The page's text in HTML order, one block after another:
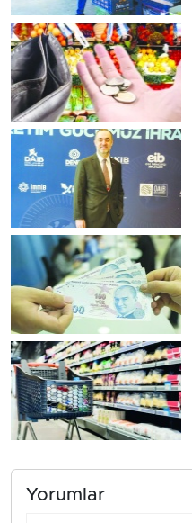
Yorumlar